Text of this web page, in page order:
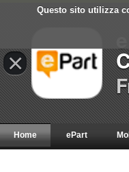
Questo sito utilizza
Home ePart
×